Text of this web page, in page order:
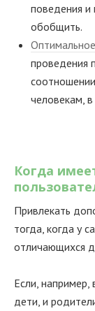
поведения и
обобщить.
проведения
человекам,
Когда
Привлекать
тогда, когда у
отличающихся
Если, например,
дети, и